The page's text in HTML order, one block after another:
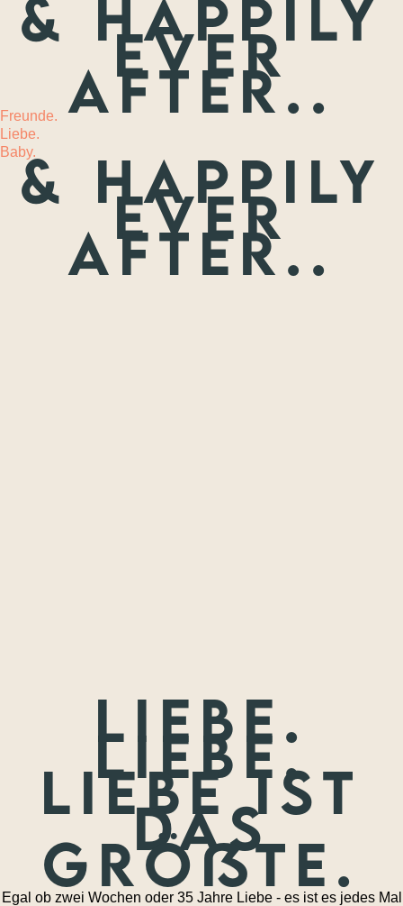
MEHR
& happily
ever
after..
Freunde.
Liebe.
Baby.& happily
ever
after..
Liebe.
Liebe.
Liebe ist
das
größte.
Egal ob zwei Wochen oder 35 Jahre Liebe - es ist es jedes Mal